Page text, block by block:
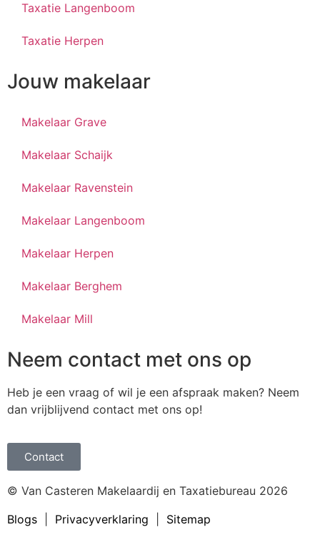
Taxatie Langenboom
Taxatie Herpen
Jouw makelaar
Makelaar Grave
Makelaar Schaijk
Makelaar Ravenstein
Makelaar Langenboom
Makelaar Herpen
Makelaar Berghem
Makelaar Mill
Neem contact met ons op
Heb je een vraag of wil je een afspraak maken? Neem
dan vrijblijvend contact met ons op!
Contact
© Van Casteren Makelaardij en Taxatiebureau 2026
Blogs
Privacyverklaring Sitemap